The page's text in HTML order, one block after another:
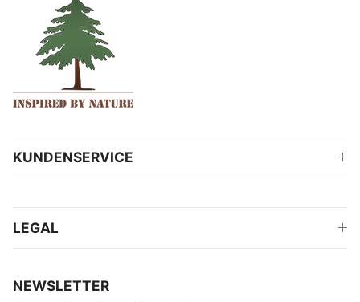
KUNDENSERVICE
LEGAL
NEWSLETTER